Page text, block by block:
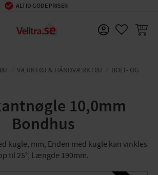
ALTID GODE PRISER
VÆRKTØJ & HÅNDVÆRKTØJ
BOLT- OG
10,0mm
Bondhus
kugle, mm, Enden med kugle kan vinkles
til 25°, Længde 190mm.